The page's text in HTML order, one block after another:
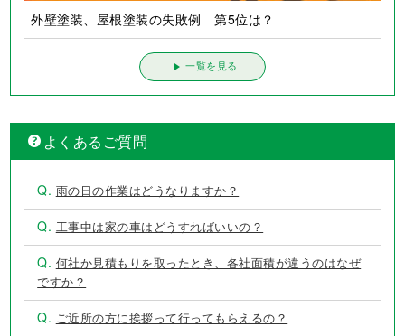
外壁塗装、屋根塗装の失敗例 第5位は？
一覧を見る
よくあるご質問
Q. 雨の日の作業はどうなりますか？
Q. 工事中は家の車はどうすればいいの？
Q. 何社か見積もりを取ったとき、各社面積が違うのはなぜ
ですか？
Q. ご近所の方に挨拶って行ってもらえるの？